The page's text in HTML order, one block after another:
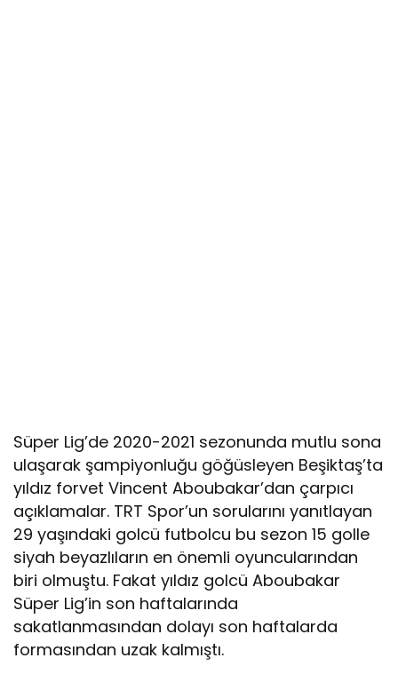
Süper Lig’de 2020-2021 sezonunda mutlu sona
ulaşarak şampiyonluğu göğüsleyen Beşiktaş’ta
yıldız forvet Vincent Aboubakar’dan çarpıcı
açıklamalar. TRT Spor’un sorularını yanıtlayan
29 yaşındaki golcü futbolcu bu sezon 15 golle
siyah beyazlıların en önemli oyuncularından
biri olmuştu. Fakat yıldız golcü Aboubakar
Süper Lig’in son haftalarında
sakatlanmasından dolayı son haftalarda
formasından uzak kalmıştı.